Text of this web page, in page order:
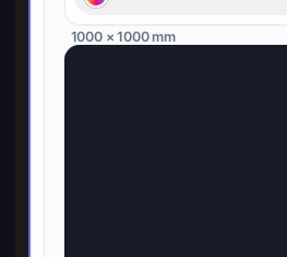
1000 × 1000 mm